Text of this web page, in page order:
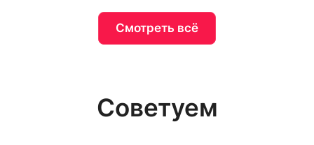
Смотреть всё
Советуем